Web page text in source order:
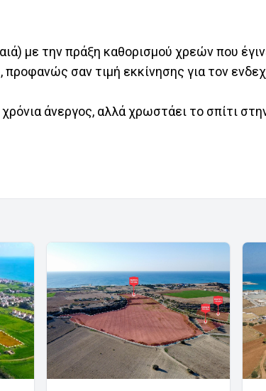
με την πράξη καθορισμού χρεών που
σαν τιμή εκκίνησης για τον
άνεργος, αλλά χρωστάει το σπίτι